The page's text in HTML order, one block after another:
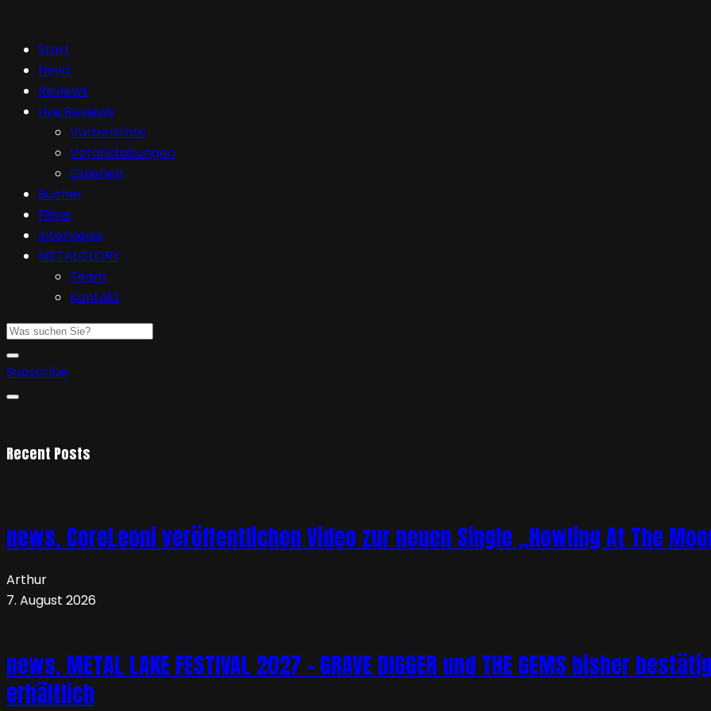
Start
News
Reviews
Live Reviews
Vorberichte
Veranstaltungen
Galerien
Bücher
Filme
Interviews
METALGLORY
Team
Kontakt
Subscribe
Recent Posts
news. CoreLeoni veröffentlichen Video zur neuen Single „Howling At The
Arthur
7. August 2026
news. METAL LAKE FESTIVAL 2027 – GRAVE DIGGER und THE GEMS bisher
erhältlich